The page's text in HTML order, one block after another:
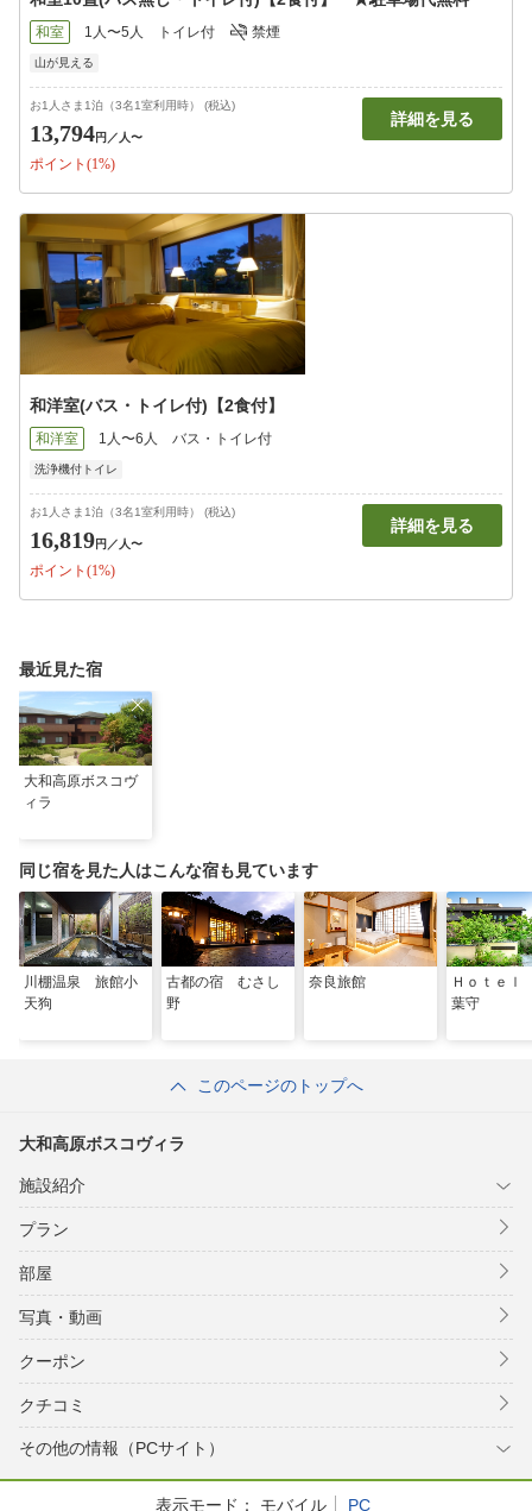
和室 1人〜5人 トイレ付 禁煙
山が見える
お1人さま1泊（3名1室利用時） (税込)
13,794円 ／人〜
ポイント(1%)
詳細を見る
和洋室(バス・トイレ付)【2食付】
和洋室 1人〜6人 バス・トイレ付
洗浄機付トイレ
お1人さま1泊（3名1室利用時） (税込)
16,819円 ／人〜
ポイント(1%)
詳細を見る
最近見た宿
大和高原ボスコヴ
ィラ
同じ宿を見た人はこんな宿も見ています
川棚温泉 旅館小
天狗
古都の宿 むさし
野
奈良旅館
Ｈｏｔｅ
葉守
このページのトップへ
大和高原ボスコヴィラ
施設紹介
プラン
部屋
写真・動画
クーポン
クチコミ
その他の情報（PCサイト）
表示モード： モバイル PC